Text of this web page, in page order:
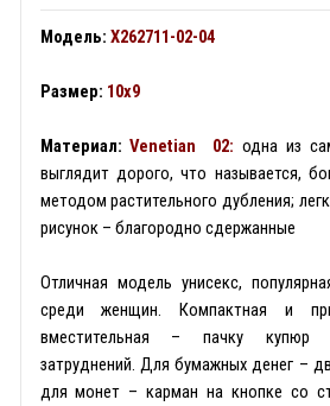
Модель: X262711-02-04
Размер: 10x9
Материал:Venetian 02: одна из
выглядит дорого, что называется,
методом растительного дубления;
рисунок – благородно сдержанные
Отличная модель унисекс,
среди женщин. Компактная и
вместительная – пачку купюр
затруднений. Для бумажных денег –
для монет – карман на кнопке со